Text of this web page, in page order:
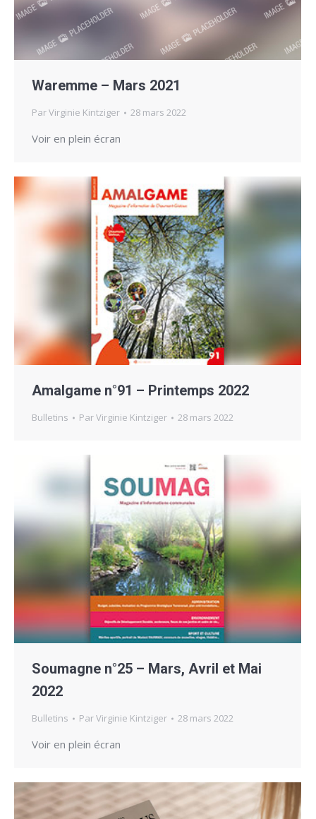
Waremme – Mars 2021
ParVirginie Kintziger 28 mars 2022
Voir en plein écran
Amalgame n°91 – Printemps 2022
Bulletins ParVirginie Kintziger 28 mars 2022
Soumagne n°25 – Mars, Avril et Mai
2022
Bulletins ParVirginie Kintziger 28 mars 2022
Voir en plein écran